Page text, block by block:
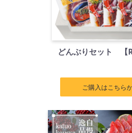
どんぶりセット 【
ご購入はこち